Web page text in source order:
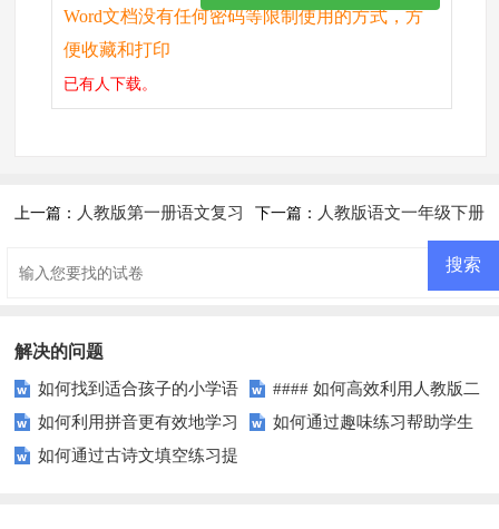
Word文档没有任何密码等限制使用的方式，方
便收藏和打印
已有人下载。
上一篇： 人教版第一册语文复习 下一篇： 人教版语文一年级下册
解决的问题
如何找到适合孩子的小学语
文期中测试卷？这里有你需要的
答案！
#### 如何高效利用人教版二
年级语文练习册？
如何利用拼音更有效地学习
汉字？
如何通过趣味练习帮助学生
如何通过古诗文填空练习提